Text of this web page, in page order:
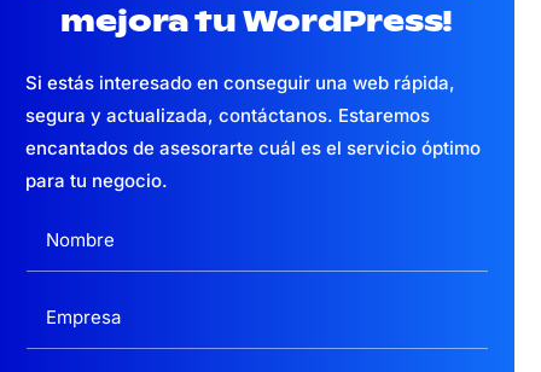
mejora tu WordPress!
Si estás interesado en conseguir una web rápida,
segura y actualizada, contáctanos. Estaremos
encantados de asesorarte cuál es el servicio óptimo
para tu negocio.